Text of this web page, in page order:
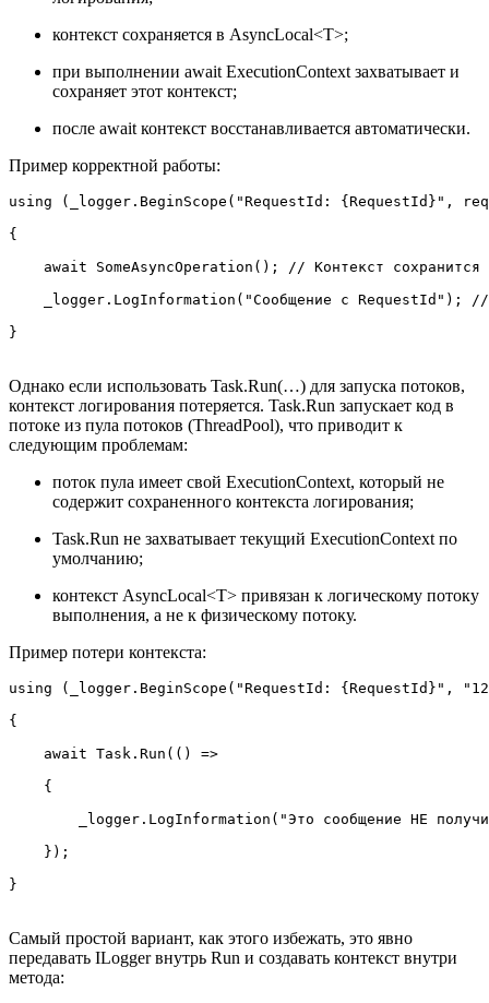
контекст сохраняется в AsyncLocal<T>;
при выполнении await ExecutionContext захватывает и
сохраняет этот контекст;
после await контекст восстанавливается автоматически.
Пример корректной работы:
using (_logger.BeginScope("RequestId: {RequestId}",
{
await SomeAsyncOperation(); // Контекст сохранится
_logger.LogInformation("Сообщение с RequestId"); //
}
Однако если использовать Task.Run(…) для запуска потоков,
контекст логирования потеряется. Task.Run запускает код в
потоке из пула потоков (ThreadPool), что приводит к
следующим проблемам:
поток пула имеет свой ExecutionContext, который не
содержит сохраненного контекста логирования;
Task.Run не захватывает текущий ExecutionContext по
умолчанию;
контекст AsyncLocal<T> привязан к логическому потоку
выполнения, а не к физическому потоку.
Пример потери контекста:
using (_logger.BeginScope("RequestId: {RequestId}",
{
await Task.Run(() =>
{
_logger.LogInformation("Это сообщение НЕ
});
}
Самый простой вариант, как этого избежать, это явно
передавать ILogger внутрь Run и создавать контекст внутри
метода: